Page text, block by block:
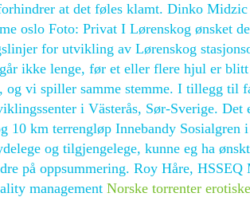
at det føles klamt. Dinko Midzic
oslo Foto: Privat I Lørenskog ønsket
for utvikling av Lørenskog
ikke lenge, før et eller flere hjul er
og vi spiller samme stemme. I tillegg til
i Västerås, Sør-Sverige. Det
km terrengløp Innebandy Sosialgren
og tilgjengelege, kunne eg ha
på oppsummering. Roy Håre, HSSEQ
management Norske torrenter